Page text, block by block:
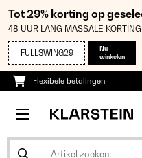
Tot 29% korting op
48 UUR LANG MASSALE
FULLSWING29
Nu
winkelen
Flexibele betalingen